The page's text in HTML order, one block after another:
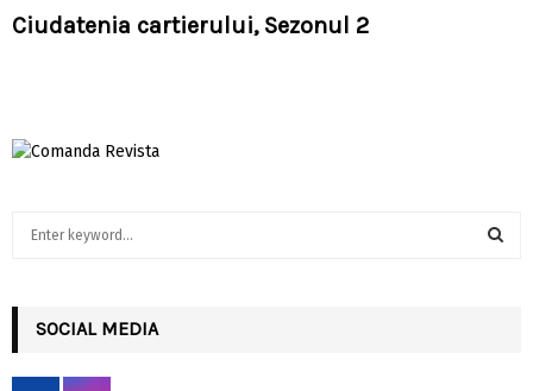
Ciudatenia cartierului, Sezonul 2
h
f
SOCIAL MEDIA